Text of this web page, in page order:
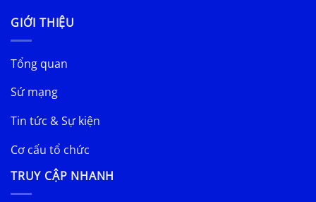
GIỚI THIỆU
Tổng quan
Sứ mạng
Tin tức & Sự kiện
Cơ cấu tổ chức
TRUY CẬP NHANH